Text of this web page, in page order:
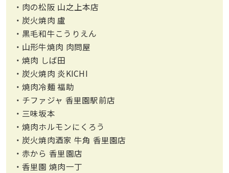
・肉の松阪 山之上本店
・炭火焼肉 盧
・黒毛和牛こうりえん
・山形牛焼肉 肉問屋
・焼肉 しば田
・炭火焼肉 炎KICHI
・焼肉冷麺 福助
・チファジャ 香里園駅前店
・三味坂本
・焼肉ホルモンにくろう
・炭火焼肉酒家 牛角 香里園店
・赤から 香里園店
・香里園 焼肉一丁